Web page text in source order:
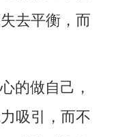
去平衡，而
的做自己，
吸引，而不